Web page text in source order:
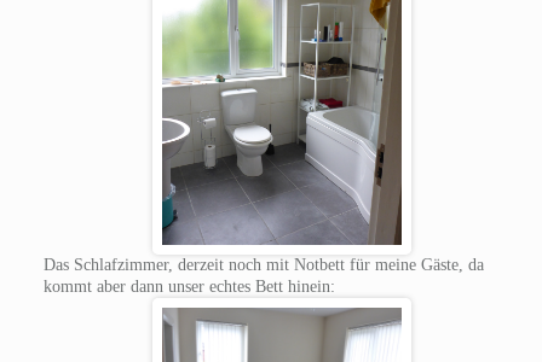
Das Schlafzimmer, derzeit noch mit Notbett für meine Gäste, da
kommt aber dann unser echtes Bett hinein: